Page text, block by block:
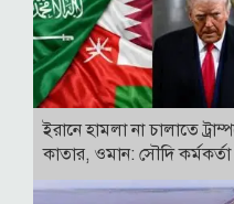
ইরানে হামলা না চালাতে
কাতার, ওমান: সৌদি কর্মকর্তা